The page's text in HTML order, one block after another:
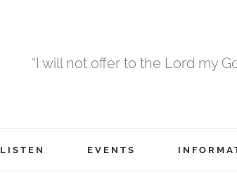
“I will not offer to the Lord my
LISTEN EVENTS